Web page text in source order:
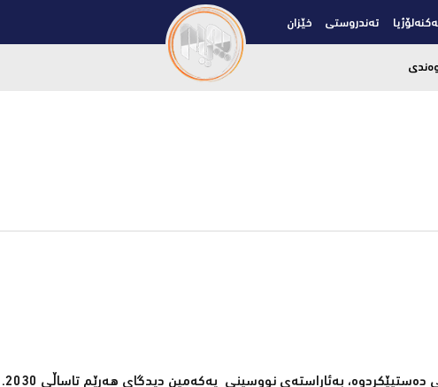
تەندروستی خێزان
بەئاراستەی نووسینی یەکەمین دیدگای هەرێم تاساڵی 2030.